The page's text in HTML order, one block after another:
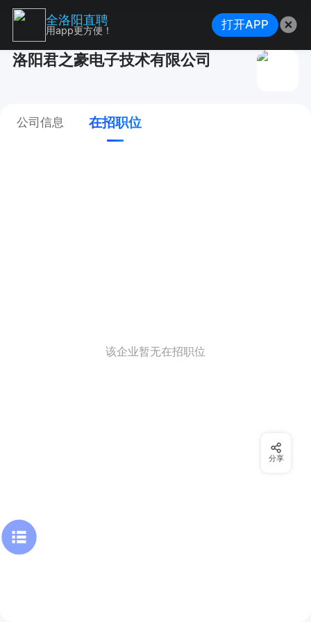
洛阳君之豪电子技术有限公司
公司信息 在招职位
该企业暂无在招职位
分享
全洛阳直聘
用app更方便！ 打开APP